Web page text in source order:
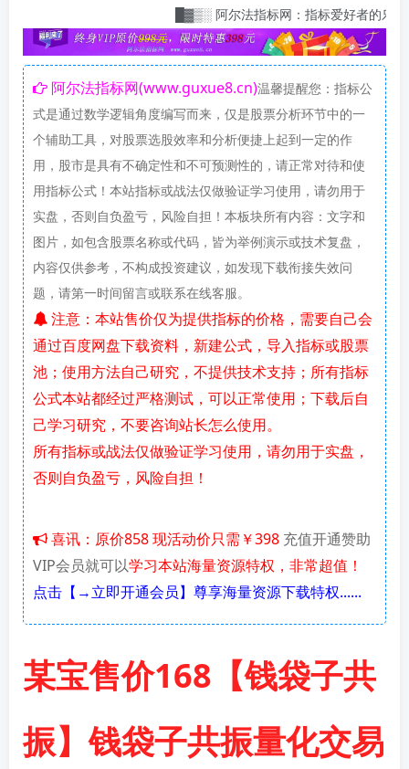
█▓▒░ 阿尔法指标网：指标爱好者的乐园，快来解锁您
阿尔法指标网(www.guxue8.cn)温馨提醒您：指标公
式是通过数学逻辑角度编写而来，仅是股票分析环节中的一
个辅助工具，对股票选股效率和分析便捷上起到一定的作
用，股市是具有不确定性和不可预测性的，请正常对待和使
用指标公式！本站指标或战法仅做验证学习使用，请勿用于
实盘，否则自负盈亏，风险自担！本板块所有内容：文字和
图片，如包含股票名称或代码，皆为举例演示或技术复盘，
内容仅供参考，不构成投资建议，如发现下载衔接失效问
题，请第一时间留言或联系在线客服。
通过百度网盘下载资料，新建公式，导入指标或股票
池；使用方法自己研究，不提供技术支持；所有指标
公式本站都经过严格测试，可以正常使用；下载后自
己学习研究，不要咨询站长怎么使用。
所有指标或战法仅做验证学习使用，请勿用于实盘，
否则自负盈亏，风险自担！
喜讯：原价858 现活动价只需￥398 充值开通赞助
VIP会员就可以学习本站海量资源特权，非常超值！
点击【→立即开通会员】尊享海量资源下载特权......
某宝售价168【钱袋子共
振】钱袋子共振量化交易